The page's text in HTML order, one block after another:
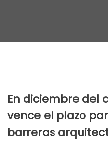
En diciembre del
vence el plazo
barreras